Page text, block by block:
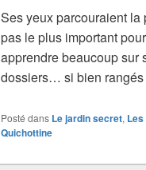
Ses yeux parcouraient la
pas le plus important
apprendre beaucoup sur
dossiers… si bien rangés
Posté dans Le jardin secret,
Quichottine